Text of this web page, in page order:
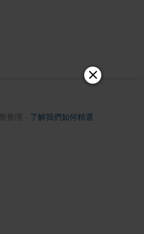
整理 了解我們如何精選